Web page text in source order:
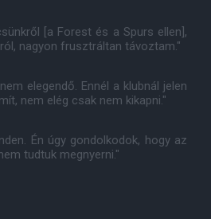
[a Forest és a Spurs ellen],
nagyon frusztráltan távoztam."
elegendő. Ennél a klubnál jelen
nem elég csak nem kikapni."
Én úgy gondolkodok, hogy az
tudtuk megnyerni."